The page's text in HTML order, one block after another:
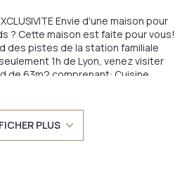
Envie d'une maison pour
? Cette maison est faite pour vous!
des pistes de la station familiale
1h de Lyon, venez visiter
de 63m2 comprenant: Cuisine
emplacement, son potentiel encore
de 60m2. Maison habitable
Pour les amoureux des sports
PLUS